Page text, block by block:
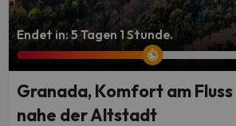
Endet in: 5 Tagen 1 Stunde.
Granada, Komfort am Fluss
nahe der Altstadt